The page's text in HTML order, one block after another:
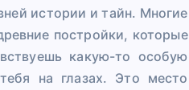
истории и тайн. Многие
постройки, которые
какую-то особую
на глазах. Это место